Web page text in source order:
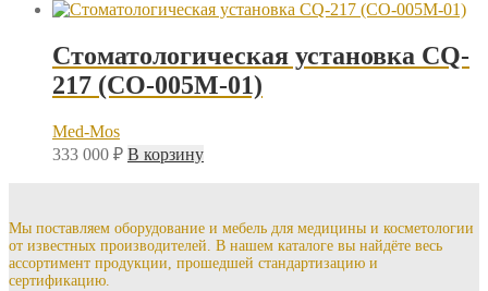
Стоматологическая установка CQ-
217 (СО-005М-01)
Med-Mos
333 000 ₽ В корзину
Мы поставляем оборудование и мебель для медицины и косметологии
от известных производителей. В нашем каталоге вы найдёте весь
ассортимент продукции, прошедшей стандартизацию и
сертификацию.